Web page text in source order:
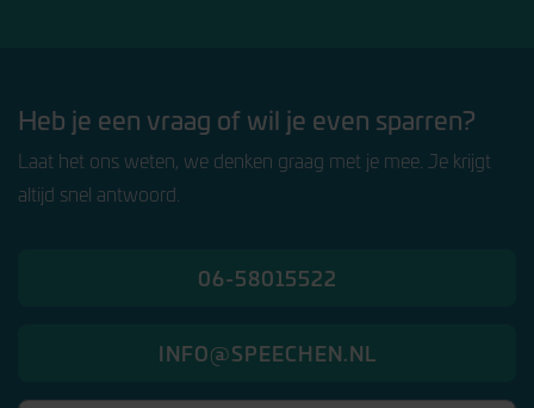
Heb je een vraag of wil je even sparren?
Laat het ons weten, we denken graag met je mee. Je krijgt
altijd snel antwoord.
06-58015522
INFO@SPEECHEN.NL